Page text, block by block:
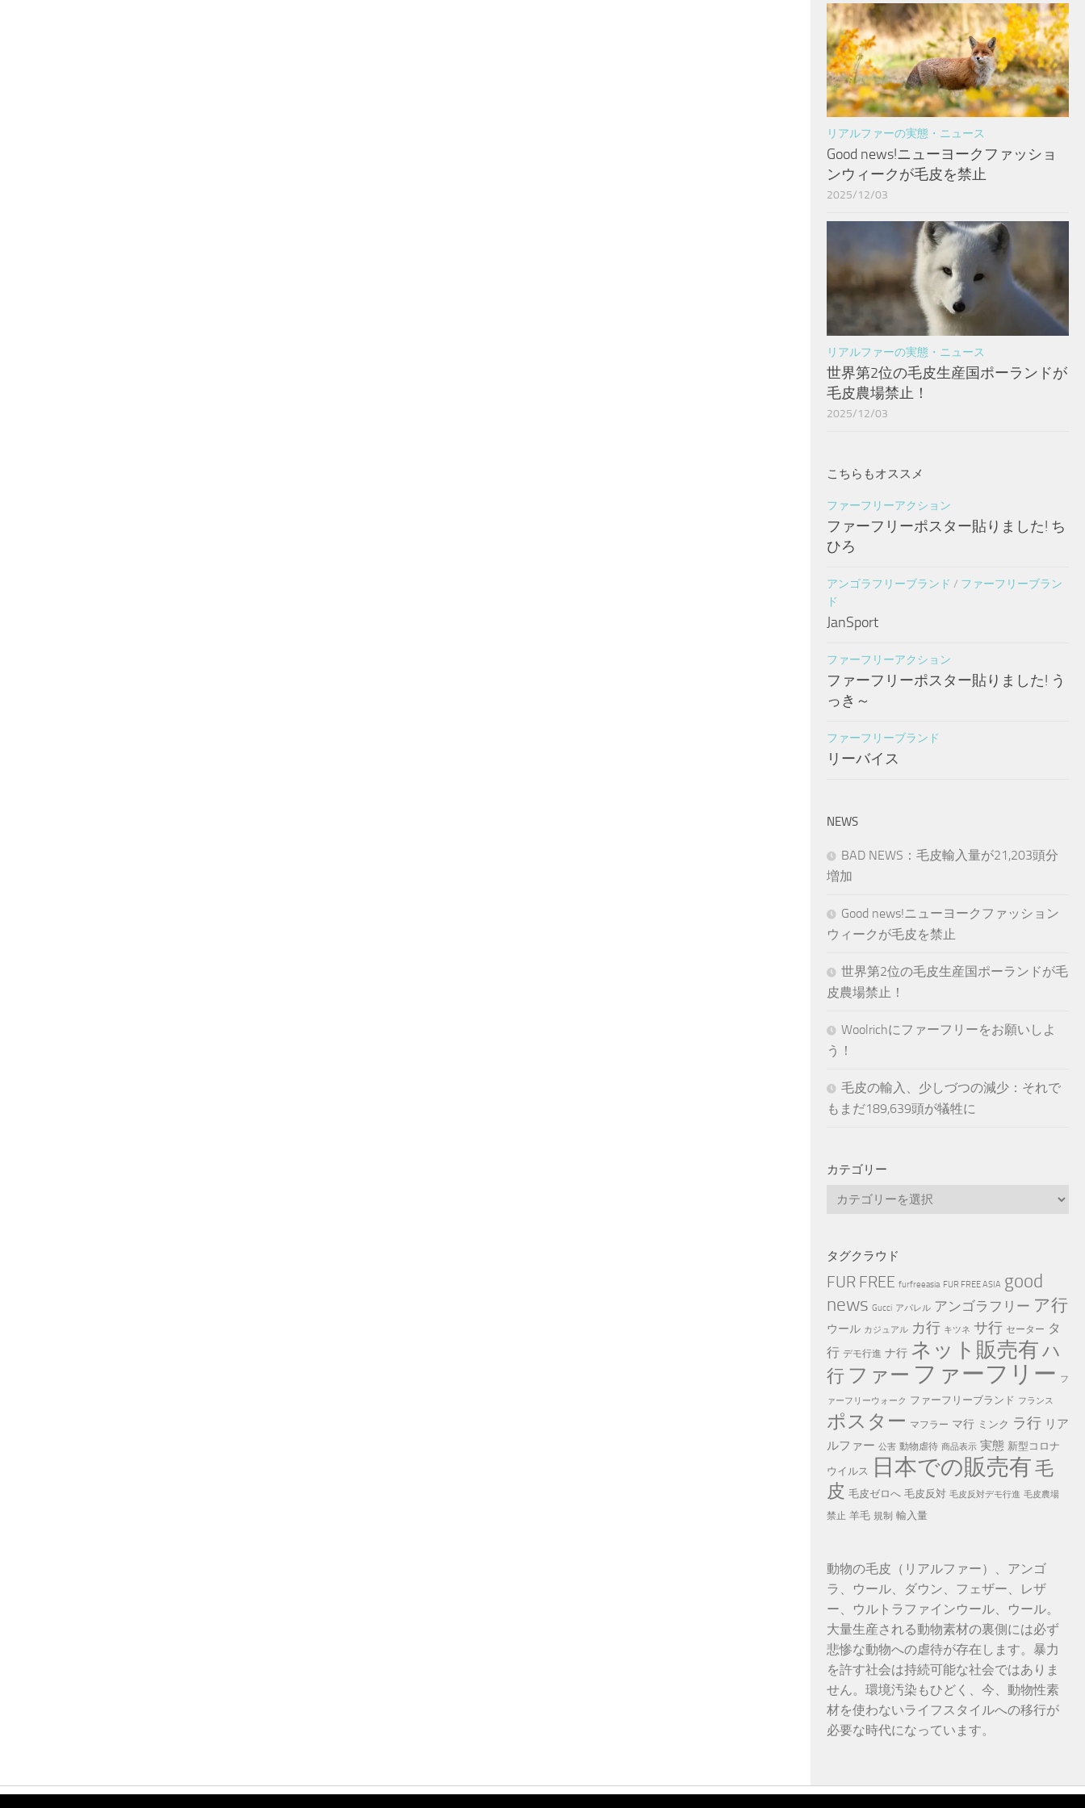
リアルファーの実態・ニュース
Good news!ニューヨークファッショ
ンウィークが毛皮を禁止
2025/12/03
リアルファーの実態・ニュース
世界第2位の毛皮生産国ポーランドが
毛皮農場禁止！
2025/12/03
こちらもオススメ
ファーフリーアクション
ファーフリーポスター貼りました! ち
ひろ
アンゴラフリーブランド / ファーフリーブラン
ド
JanSport
ファーフリーアクション
ファーフリーポスター貼りました! う
っき～
ファーフリーブランド
リーバイス
NEWS
BAD NEWS：毛皮輸入量が21,203頭分
増加
Good news!ニューヨークファッション
ウィークが毛皮を禁止
世界第2位の毛皮生産国ポーランドが毛
皮農場禁止！
Woolrichにファーフリーをお願いしよ
う！
毛皮の輸入、少しづつの減少：それで
もまだ189,639頭が犠牲に
カテゴリー
カ
リ
ー
タグクラウド
FUR FREE furfreeasia FUR FREE ASIA good
news Gucci アパレル アンゴラフリー ア行
ウール カジュアル カ行 キツネ サ行 セーター タ
行 デモ行進 ナ行 ネット販売有ハ
行 ファー ファーフリー フ
ァーフリーウォーク ファーフリーブランド フランス
ポスター マフラー マ行 ミンク ラ行 リア
ルファー 公害 動物虐待 商品表示 実態 新型コロナ
ウイルス 日本での販売有毛
皮 毛皮ゼロへ 毛皮反対 毛皮反対デモ行進 毛皮農場
禁止 羊毛 規制 輸入量
動物の毛皮（リアルファー）、アンゴ
ラ、ウール、ダウン、フェザー、レザ
ー、ウルトラファインウール、ウール。
大量生産される動物素材の裏側には必ず
悲惨な動物への虐待が存在します。暴力
を許す社会は持続可能な社会ではありま
せん。環境汚染もひどく、今、動物性素
材を使わないライフスタイルへの移行が
必要な時代になっています。